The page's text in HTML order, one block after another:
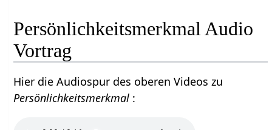
Persönlichkeitsmerkmal Audio
Vortrag
Hier die Audiospur des oberen Videos zu
Persönlichkeitsmerkmal :